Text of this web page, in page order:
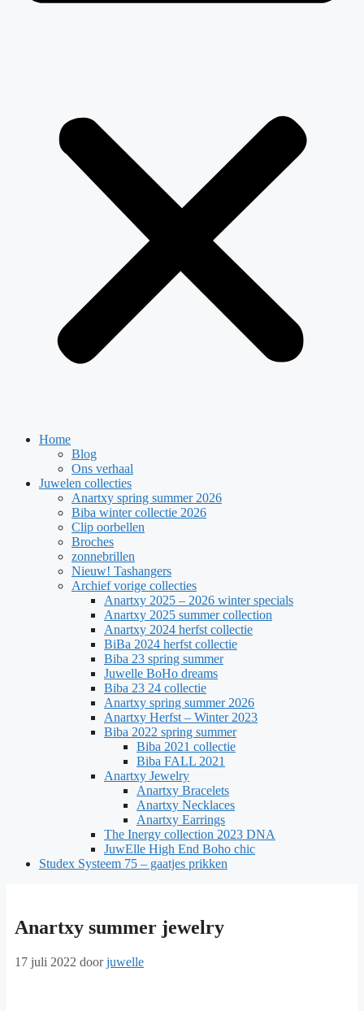
Home
Blog
Ons verhaal
Juwelen collecties
Anartxy spring summer 2026
Biba winter collectie 2026
Clip oorbellen
Broches
zonnebrillen
Nieuw! Tashangers
Archief vorige collecties
Anartxy 2025 – 2026 winter specials
Anartxy 2025 summer collection
Anartxy 2024 herfst collectie
BiBa 2024 herfst collectie
Biba 23 spring summer
Juwelle BoHo dreams
Biba 23 24 collectie
Anartxy spring summer 2026
Anartxy Herfst – Winter 2023
Biba 2022 spring summer
Biba 2021 collectie
Biba FALL 2021
Anartxy Jewelry
Anartxy Bracelets
Anartxy Necklaces
Anartxy Earrings
The Inergy collection 2023 DNA
JuwElle High End Boho chic
Studex Systeem 75 – gaatjes prikken
Anartxy summer jewelry
17 juli 2022 doorjuwelle